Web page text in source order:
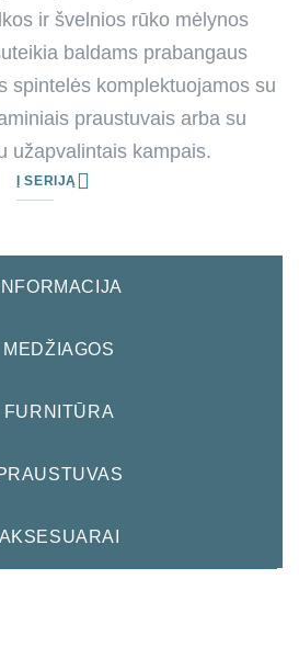
ir švelnios rūko mėlynos
baldams prabangaus
spintelės komplektuojamos su
praustuvais arba su
užapvalintais kampais.
Į SERIJĄ
INFORMACIJA
MEDŽIAGOS
FURNITŪRA
AKSESUARAI